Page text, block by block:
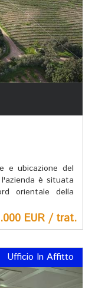
e ubicazione del
è situata
orientale della
EUR / trat.
Ufficio In Affitto